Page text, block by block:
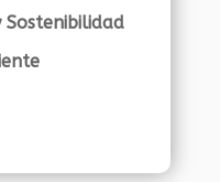
Sostenibilidad